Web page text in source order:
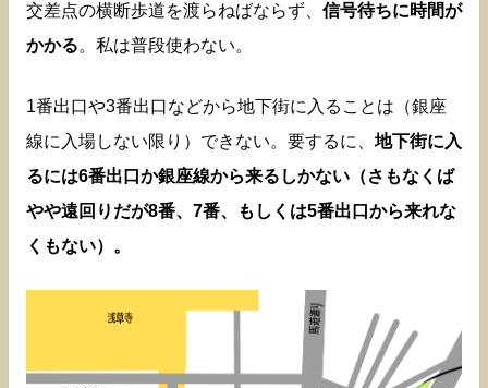
交差点の横断歩道を渡らねばならず、 信号待ちに時間が
かかる。私は普段使わない。
1番出口や3番出口などから地下街に入ることは（銀座
線に入場しない限り）できない。要するに、 地下街に入
るには6番出口か銀座線から来るしかない（さもなくば
やや遠回りだが8番、7番、もしくは5番出口から来れな
くもない）。